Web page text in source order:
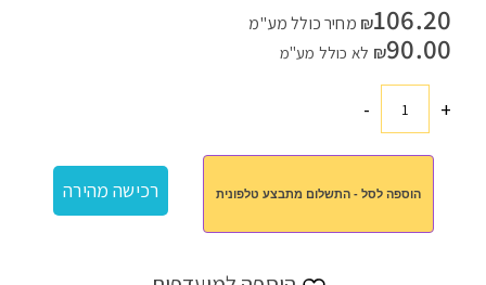
₪106.20
מחיר כולל מע"מ
₪90.00 לא כולל מע"מ
+כמות
בלוטוס
ענק
-
הוספה לסל - התשלום מתבצע טלפונית רכישה מהירה